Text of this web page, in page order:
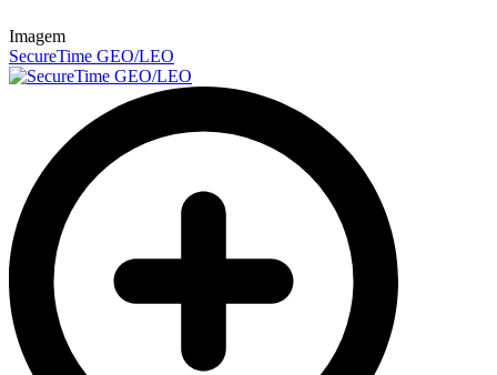
Imagem
SecureTime GEO/LEO